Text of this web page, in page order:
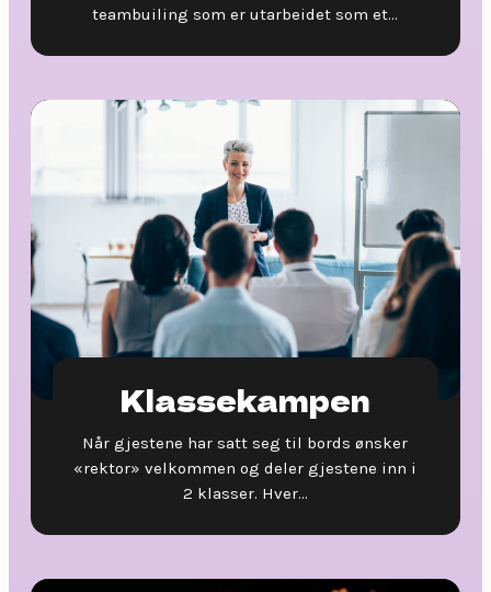
teambuiling som er utarbeidet som et...
Klassekampen
Når gjestene har satt seg til bords ønsker
«rektor» velkommen og deler gjestene inn i
2 klasser. Hver...